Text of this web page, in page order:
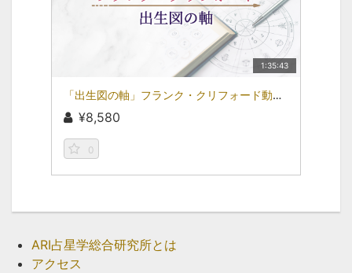
1:35:43
「出生図の軸」フランク・クリフォード動画セミナーvol.03
¥8,580
0
ARI占星学総合研究所とは
アクセス